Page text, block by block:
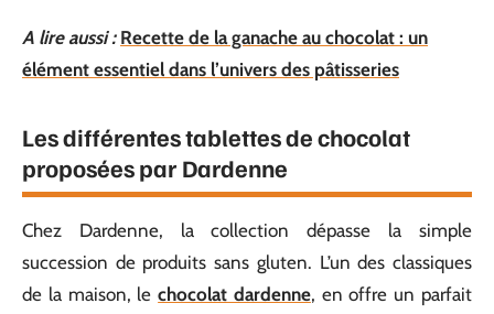
A lire aussi : Recette de la ganache au chocolat : un
élément essentiel dans l’univers des pâtisseries
Les différentes tablettes de chocolat
proposées par Dardenne
Chez Dardenne, la collection dépasse la simple
succession de produits sans gluten. L’un des classiques
de la maison, lechocolat dardenne, en offre un parfait